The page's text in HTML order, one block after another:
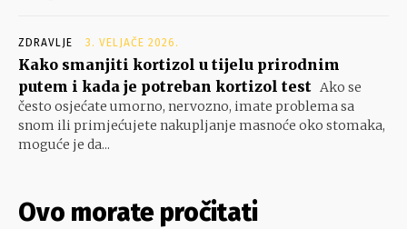
ZDRAVLJE 3. VELJAČE 2026.
Kako smanjiti kortizol u tijelu prirodnim
putem i kada je potreban kortizol test Ako se
često osjećate umorno, nervozno, imate problema sa
snom ili primjećujete nakupljanje masnoće oko stomaka,
moguće je da...
Ovo morate pročitati